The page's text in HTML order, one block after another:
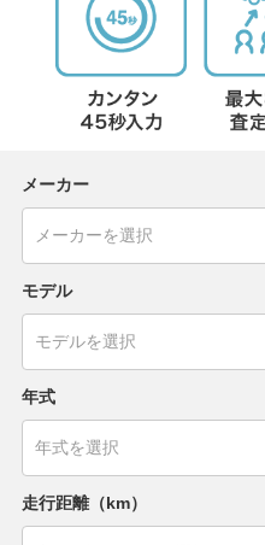
メーカー
モデル
年式
走行距離（km）